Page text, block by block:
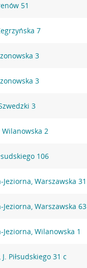
51
7
3
3
3
Wilanowska 2
106
Warszawska 31
Warszawska 63
Wilanowska 1
Piłsudskiego 31 c